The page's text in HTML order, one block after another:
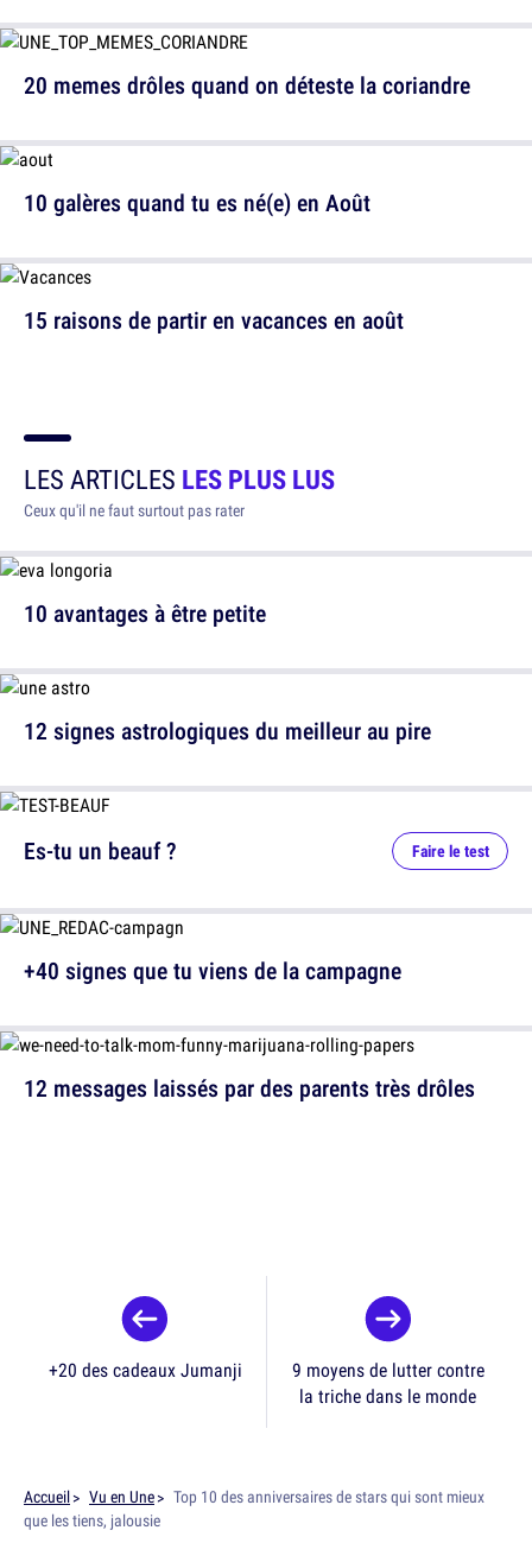
10 galères quand tu es né(e) en Août
20 memes drôles quand on déteste la coriandre
15 raisons de partir en vacances en août
LES ARTICLES LES PLUS LUS
Ceux qu'il ne faut surtout pas rater
10 avantages à être petite
12 signes astrologiques du meilleur au pire
12 messages laissés par des parents très drôles
Es-tu un beauf ? Faire le test
+40 signes que tu viens de la campagne
+20 des cadeaux Jumanji
9 moyens de lutter contre
la triche dans le monde
Accueil Vu en Une
Top 10 des anniversaires de stars qui sont mieux
que les tiens, jalousie